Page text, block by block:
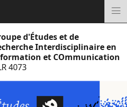
d'Études et de
Interdisciplinaire en
et COmmunication
4073